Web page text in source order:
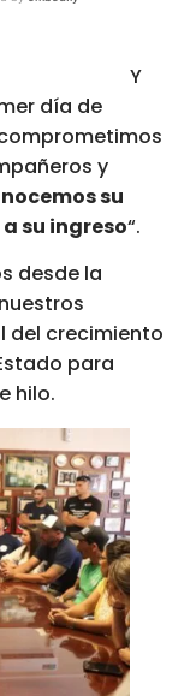
Y
día de
y
su
su ingreso“.
desde la
del crecimiento
para
hilo.